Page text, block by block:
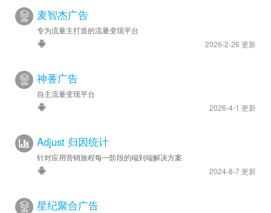
麦智杰广告
专为流量主打造的流量变现平台
2026-2-26 更新
神蓍广告
自主流量变现平台
2026-4-1 更新
Adjust 归因统计
针对应用营销旅程每一阶段的端到端解决方案
2024-8-7 更新
星纪聚合广告